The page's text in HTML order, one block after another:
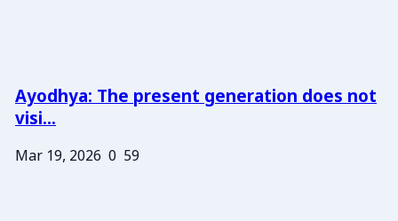
Ayodhya: The present generation does not
visi...
Mar 19, 2026 0 59